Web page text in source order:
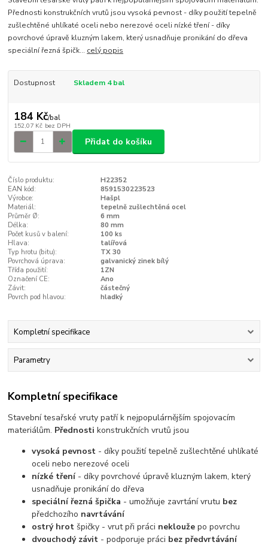
Přednosti konstrukčních vrutů jsou vysoká pevnost - díky použití tepelně
zušlechtěné uhlíkaté oceli nebo nerezové oceli nízké tření - díky
povrchové úpravě kluzným lakem, který usnadňuje pronikání do dřeva
speciální řezná špičk... celý popis
Dostupnost Skladem 4 bal
184 Kč/bal
152,07 Kč bez DPH
Přidat do košíku
Číslo produktu:
H22352
EAN kód:
8591530223523
Výrobce:
Hašpl
Materiál:
tepelně zušlechtěná ocel
Průměr Ø:
6 mm
Délka:
80 mm
Počet kusů v balení:
100 ks
Hlava:
talířová
Typ hrotu (bitu):
TX 30
Povrchová úprava:
galvanický zinek bílý
Třída použití:
1ZN
Označení CE:
Ano
Závit:
částečný
Povrch pod hlavou:
hladký
Kompletní specifikace
Parametry
Kompletní specifikace
Stavební tesařské vruty patří k nejpopulárnějším spojovacím
materiálům. Přednosti konstrukčních vrutů jsou
vysoká pevnost - díky použití tepelně zušlechtěné uhlíkaté
oceli nebo nerezové oceli
nízké tření- díky povrchové úpravě kluzným lakem, který
usnadňuje pronikání do dřeva
speciální řezná špička - umožňuje zavrtání vrutu bez
předchozího navrtávání
ostrý hrot špičky - vrut při práci nekloužepo povrchu
dvouchodý závit - podporuje práci bez předvrtávání